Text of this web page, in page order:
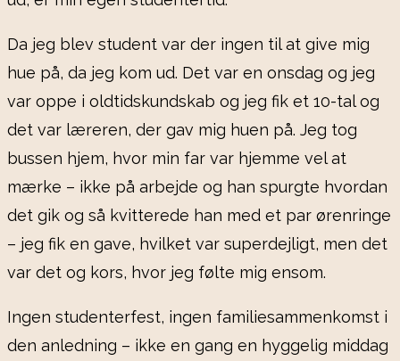
Da jeg blev student var der ingen til at give mig
hue på, da jeg kom ud. Det var en onsdag og jeg
var oppe i oldtidskundskab og jeg fik et 10-tal og
det var læreren, der gav mig huen på. Jeg tog
bussen hjem, hvor min far var hjemme vel at
mærke – ikke på arbejde og han spurgte hvordan
det gik og så kvitterede han med et par ørenringe
– jeg fik en gave, hvilket var superdejligt, men det
var det og kors, hvor jeg følte mig ensom.
Ingen studenterfest, ingen familiesammenkomst i
den anledning – ikke en gang en hyggelig middag